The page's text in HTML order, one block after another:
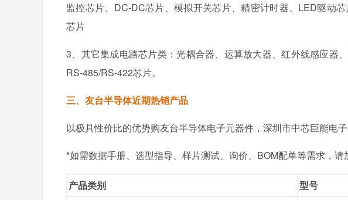
监控芯片、DC-DC芯片、模拟开关芯片、精密计时器、LED驱动
芯片
3、其它集成电路芯片类：光耦合器、运算放大器、红外线感应器
RS-485/RS-422芯片。
三、友台半导体近期热销产品
以极具性价比的优势购友台半导体电子元器件，深圳市中芯巨能电
*如需数据手册、选型指导、样片测试、询价、BOM配单等需求，请
产品类别 型号